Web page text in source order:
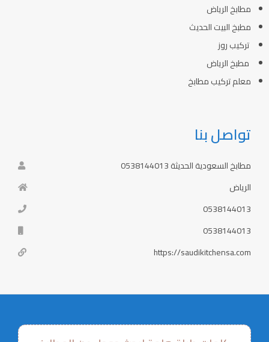
مطابخ الرياض
مطبخ البيت الحديث
تركيب روز
مطبخ الرياض
معلم تركيب مطابخ
تواصل بنا
مطابخ السعودية الحديثة 0538144013
الرياض
0538144013
0538144013
https://saudikitchensa.com